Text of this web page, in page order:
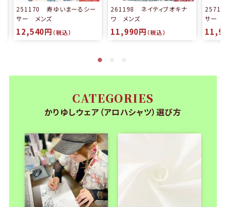
251170 寿ゆいまーるシー
サー メンズ
12,540円 （税込）
261198 ネイティブオキナ
ワ メンズ
11,990円 （税込）
サー
CATEGORIES
かりゆしウェア（アロハシャツ）選び方